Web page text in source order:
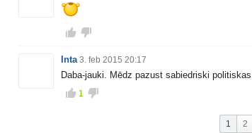
Inta 3. feb 2015 20:17
Daba-jauki. Mēdz pazust sabiedriski
1
1 2